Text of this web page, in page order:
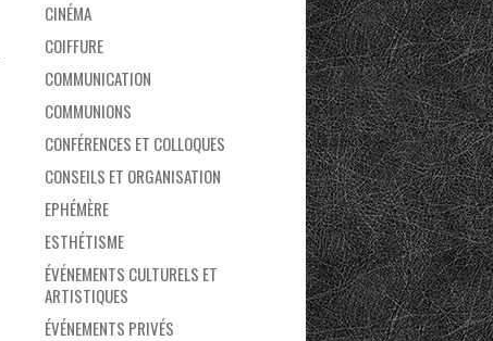
CINÉMA
COIFFURE
COMMUNICATION
COMMUNIONS
CONFÉRENCES ET COLLOQUES
CONSEILS ET ORGANISATION
EPHÉMÈRE
ESTHÉTISME
ÉVÉNEMENTS CULTURELS ET
ARTISTIQUES
ÉVÉNEMENTS PRIVÉS